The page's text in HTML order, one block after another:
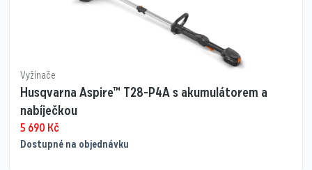
Vyžínače
Husqvarna Aspire™ T28-P4A s akumulátorem a
nabíječkou
5 690 Kč
Dostupné na objednávku